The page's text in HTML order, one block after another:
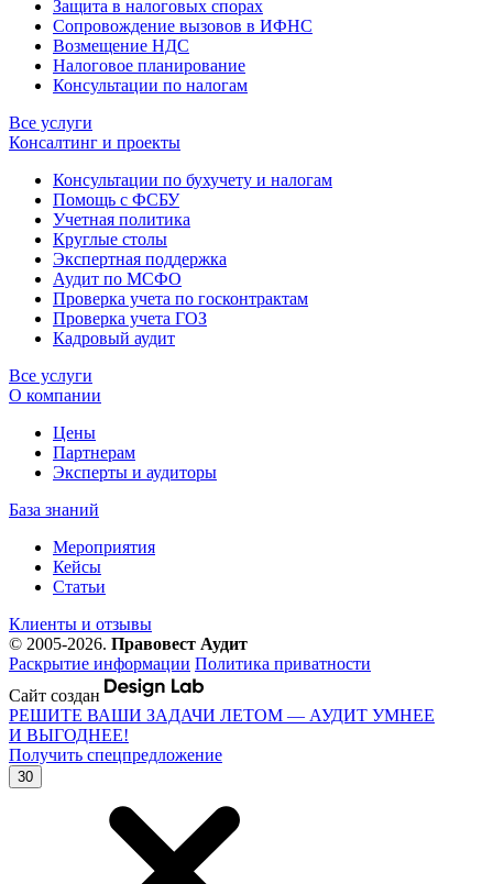
Защита в налоговых спорах
Сопровождение вызовов в ИФНС
Возмещение НДС
Налоговое планирование
Консультации по налогам
Все услуги
Консалтинг и проекты
Консультации по бухучету и налогам
Помощь с ФСБУ
Учетная политика
Круглые столы
Экспертная поддержка
Аудит по МСФО
Проверка учета по госконтрактам
Проверка учета ГОЗ
Кадровый аудит
Все услуги
О компании
Цены
Партнерам
Эксперты и аудиторы
База знаний
Мероприятия
Кейсы
Статьи
Клиенты и отзывы
© 2005-2026. Правовест Аудит
Раскрытие информации Политика приватности
Сайт создан
РЕШИТЕ ВАШИ ЗАДАЧИ ЛЕТОМ — АУДИТ УМНЕЕ
И ВЫГОДНЕЕ!
Получить спецпредложение
30